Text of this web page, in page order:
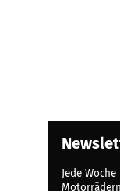
Jede